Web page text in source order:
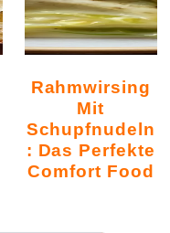
Rahmwirsing
Mit
Schupfnudeln
: Das Perfekte
Comfort Food